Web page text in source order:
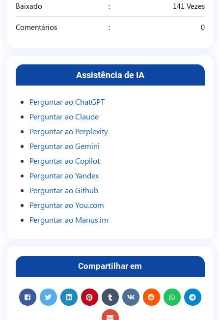
Baixado 141 Vezes
Comentários 0
Assistência de IA
Perguntar ao ChatGPT
Perguntar ao Claude
Perguntar ao Perplexity
Perguntar ao Gemini
Perguntar ao Copilot
Perguntar ao Yandex
Perguntar ao Github
Perguntar ao You.com
Perguntar ao Manus.im
Compartilhar em